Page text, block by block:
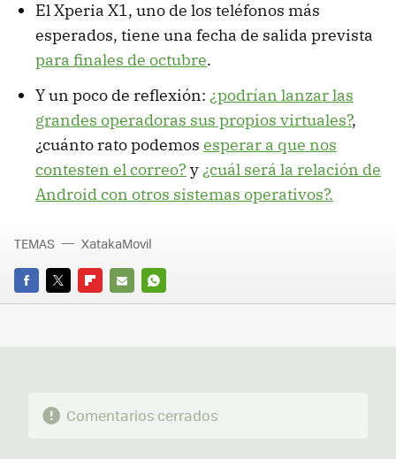
El Xperia X1, uno de los teléfonos más
esperados, tiene una fecha de salida prevista
para finales de octubre.
Y un poco de reflexión: ¿podrían lanzar las
grandes operadoras sus propios virtuales?,
¿cuánto rato podemos esperar a que nos
contesten el correo? y¿cuál será la relación de
Android con otros sistemas operativos?.
FACEBOOK
TWITTERFLIPBOARD
E-
WHATSAPP
TEMAS XatakaMovil
Comentarios cerrados